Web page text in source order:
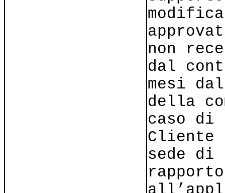
non
dal
mesi
della
caso di
sede di